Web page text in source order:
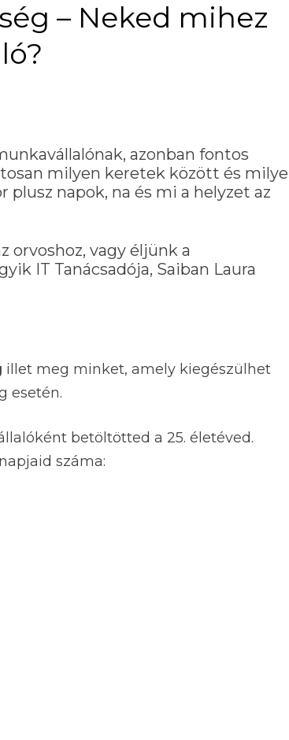
– Neked mihez
azonban fontos
milyen keretek között és
napok, na és mi a helyzet az
orvoshoz, vagy éljünk a
IT Tanácsadója, Saiban Laura
illet meg minket, amely kiegészülhet
esetén.
betöltötted a 25. életéved.
száma: